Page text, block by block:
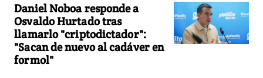
Daniel Noboa responde a
Osvaldo Hurtado tras
llamarlo "criptodictador":
"Sacan de nuevo al cadáver en
formol"